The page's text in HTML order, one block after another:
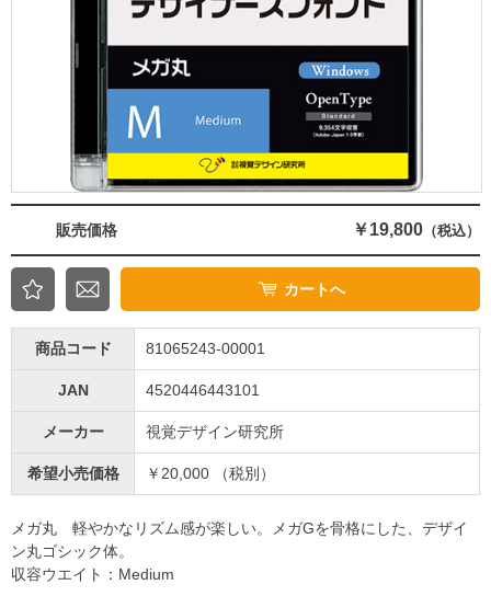
販売価格 ￥19,800 （税込）
カートへ
商品コード 81065243-00001
JAN 4520446443101
メーカー 視覚デザイン研究所
希望小売価格 ￥20,000 （税別）
メガ丸 軽やかなリズム感が楽しい。メガGを骨格にした、デザイ
ン丸ゴシック体。
収容ウエイト：Medium